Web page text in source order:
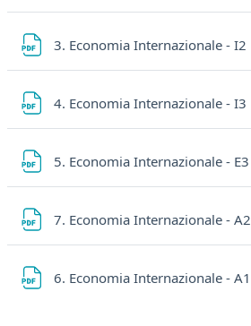
3. Economia Internazionale - I2
4. Economia Internazionale - I3
5. Economia Internazionale - E3
7. Economia Internazionale - A2
6. Economia Internazionale - A1